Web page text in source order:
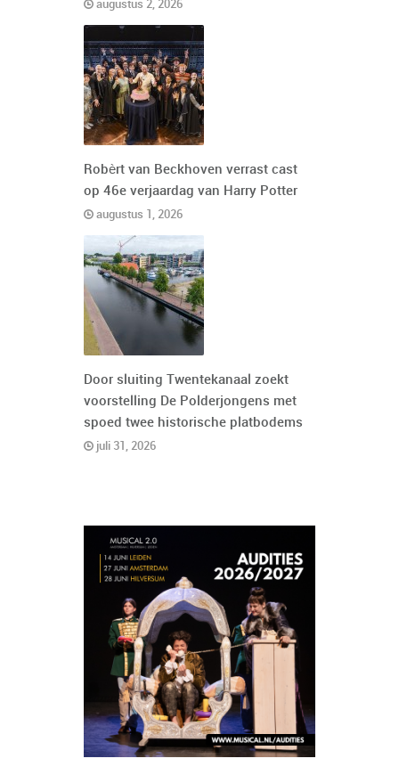
augustus 2, 2026
Robèrt van Beckhoven verrast cast
op 46e verjaardag van Harry Potter
augustus 1, 2026
Door sluiting Twentekanaal zoekt
voorstelling De Polderjongens met
spoed twee historische platbodems
juli 31, 2026